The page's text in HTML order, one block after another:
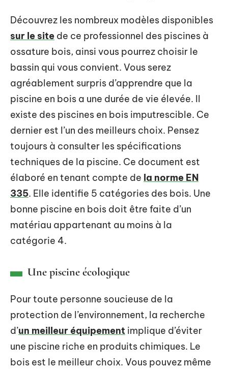
Découvrez les nombreux modèles disponibles
sur le site de ce professionnel des piscines à
ossature bois, ainsi vous pourrez choisir le
bassin qui vous convient. Vous serez
agréablement surpris d’apprendre que la
piscine en bois a une durée de vie élevée. Il
existe des piscines en bois imputrescible. Ce
dernier est l’un des meilleurs choix. Pensez
toujours à consulter les spécifications
techniques de la piscine. Ce document est
élaboré en tenant compte de la norme EN
335. Elle identifie 5 catégories des bois. Une
bonne piscine en bois doit être faite d’un
matériau appartenant au moins à la
catégorie 4.
Une piscine écologique
Pour toute personne soucieuse de la
protection de l’environnement, la recherche
d’un meilleur équipement implique d’éviter
une piscine riche en produits chimiques. Le
bois est le meilleur choix. Vous pouvez même